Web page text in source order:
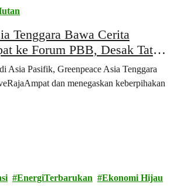
Tenggara Bawa Cerita
ke Forum PBB, Desak Tata
Asia Pasifik, Greenpeace Asia Tenggara
dan menegaskan keberpihakan
EnergiTerbarukan
Ekonomi Hijau